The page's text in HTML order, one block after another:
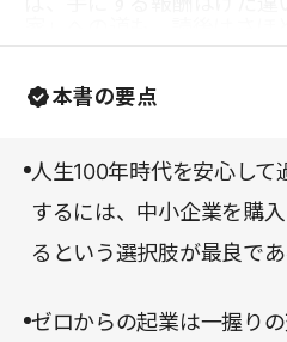
社の経営改善に取り組み
も可能だ。不安に思うかも
も十分に手が届く値段だし
ト経験があれば十分に会
う。後継者のいない企業を
メリットばかりなのである
いたい一冊だ。
本書の要点
人生100年時代を安心し
するには、中小企業を購
るという選択肢が最良であ
ゼロからの起業は一握り